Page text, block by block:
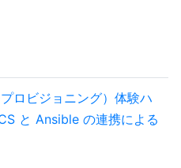
ロビジョニング）体験ハ
と Ansible の連携による